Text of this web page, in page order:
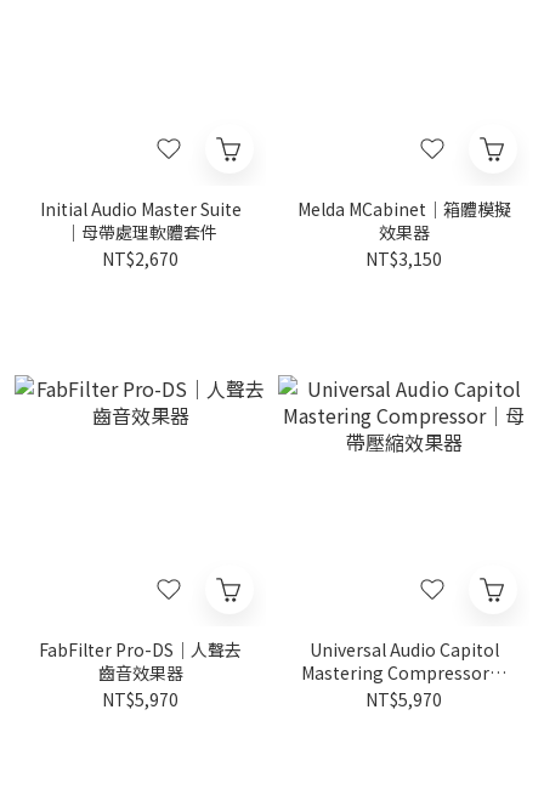
Initial Audio Master Suite
｜母帶處理軟體套件
NT$2,670
Melda MCabinet｜箱體模擬
效果器
NT$3,150
FabFilter Pro-DS｜人聲去
齒音效果器
NT$5,970
Universal Audio Capitol
Mastering Compressor｜
母帶壓縮效果器
NT$5,970